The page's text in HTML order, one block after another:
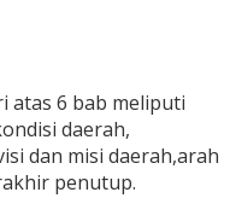
atas 6 bab meliputi
daerah,
dan misi daerah,arah
penutup.